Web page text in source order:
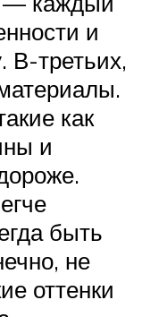
и
В-третьих,
как
и
быть
не
оттенки